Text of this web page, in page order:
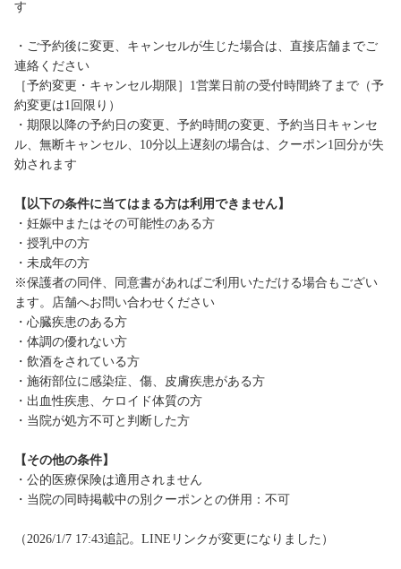
す
・ご予約後に変更、キャンセルが生じた場合は、直接店舗までご
連絡ください
［予約変更・キャンセル期限］1営業日前の受付時間終了まで（予
約変更は1回限り）
・期限以降の予約日の変更、予約時間の変更、予約当日キャンセ
ル、無断キャンセル、10分以上遅刻の場合は、クーポン1回分が失
効されます
【以下の条件に当てはまる方は利用できません】
・妊娠中またはその可能性のある方
・授乳中の方
・未成年の方
※保護者の同伴、同意書があればご利用いただける場合もござい
ます。店舗へお問い合わせください
・心臓疾患のある方
・体調の優れない方
・飲酒をされている方
・施術部位に感染症、傷、皮膚疾患がある方
・出血性疾患、ケロイド体質の方
・当院が処方不可と判断した方
【その他の条件】
・公的医療保険は適用されません
・当院の同時掲載中の別クーポンとの併用：不可
（2026/1/7 17:43追記。LINEリンクが変更になりました）